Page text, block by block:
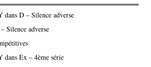
dans D – Silence adverse
Silence adverse
dans Ex – 4ème série